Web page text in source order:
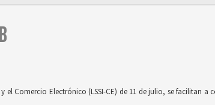
Comercio Electrónico (LSSI-CE) de 11 de julio, se facilitan a